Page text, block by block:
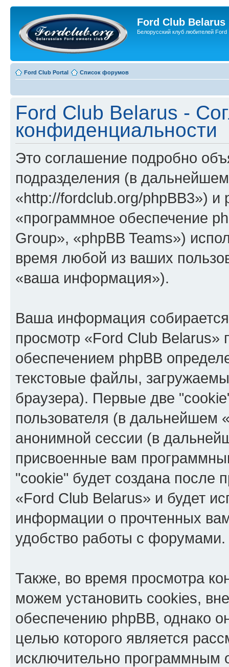
Ford Club Belarus
Белорусский клуб любителей Ford
Ford Club Portal Список форумов
Ford Club Belarus -
конфиденциальности
Это соглашение подробно
подразделения (в
«http://fordclub.org/phpBB3»)
«программное обеспечение
Group», «phpBB Teams»)
время любой из ваших
«ваша информация»).
Ваша информация
просмотр «Ford Club
обеспечением phpBB
текстовые файлы,
браузера). Первые две
пользователя (в дальнейшем
анонимной сессии (в
присвоенные вам
"cookie" будет создана после
«Ford Club Belarus» и будет
информации о прочтенных
удобство работы с форумами.
Также, во время просмотра
можем установить cookies,
обеспечению phpBB, однако
целью которого является
исключительно программным